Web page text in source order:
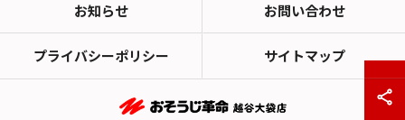
お知らせ お問い合わせ
プライバシーポリシー サイトマップ